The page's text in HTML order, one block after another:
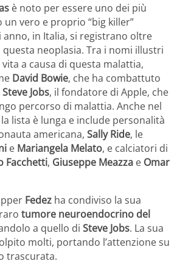
è noto per essere uno dei più
vero e proprio “big killer”
anno, in Italia, si registrano oltre
questa neoplasia. Tra i nomi illustri
a causa di questa malattia,
David Bowie, che ha combattuto
Steve Jobs, il fondatore di Apple, che
percorso di malattia. Anche nel
lista è lunga e include personalità
americana, Sally Ride, le
e Mariangela Melato, e calciatori di
Facchetti, Giuseppe Meazza e Omar
Fedez ha condiviso la sua
tumore neuroendocrino del
a quello di Steve Jobs. La sua
molti, portando l’attenzione su
trascurata.